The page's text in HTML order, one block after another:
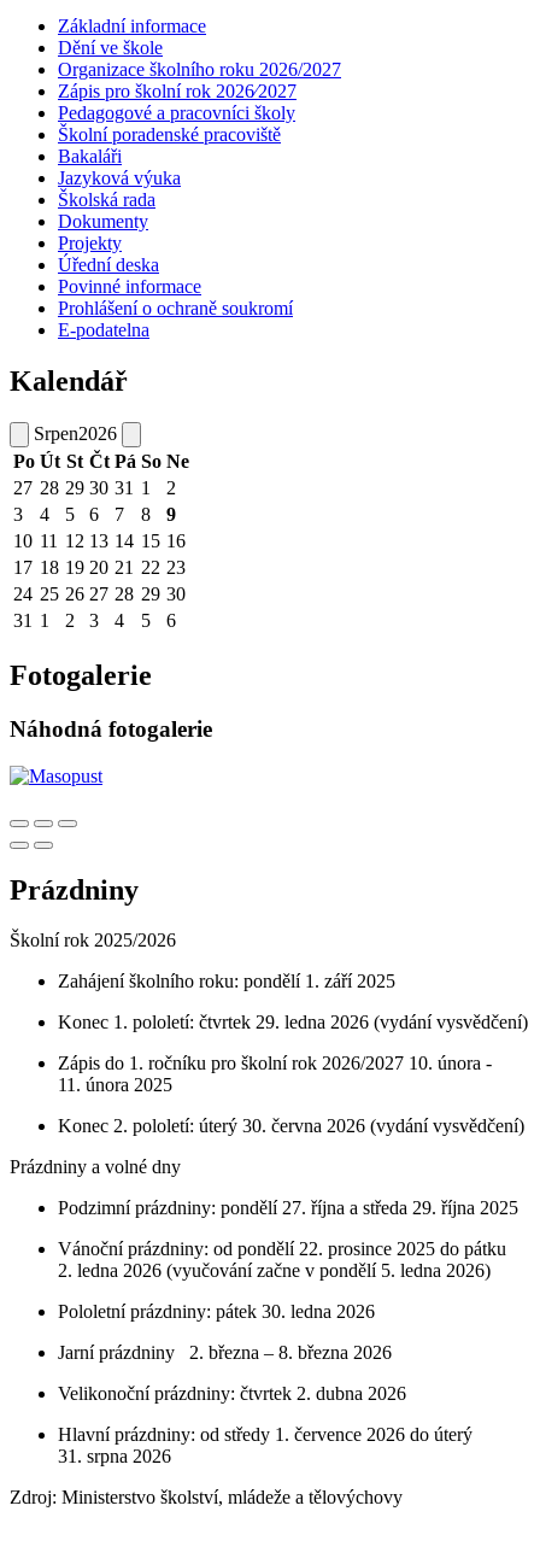
Základní informace
Dění ve škole
Organizace školního roku 2026/2027
Zápis pro školní rok 2026⁄2027
Pedagogové a pracovníci školy
Školní poradenské pracoviště
Bakaláři
Jazyková výuka
Školská rada
Dokumenty
Projekty
Úřední deska
Povinné informace
Prohlášení o ochraně soukromí
E-podatelna
Kalendář
Srpen2026
Po Út St Čt Pá So Ne
27 28 29 30 31 1
2
3
4 5 6 7 8
9
10 11 12 13 14 15 16
17 18 19 20 21 22 23
24 25 26 27 28 29 30
31 1 2 3 4 5 6
Fotogalerie
Náhodná fotogalerie
Prázdniny
Školní rok 2025/2026
Zahájení školního roku: pondělí 1. září 2025
Konec 1. pololetí: čtvrtek 29. ledna 2026 (vydání vysvědčení)
Zápis do 1. ročníku pro školní rok 2026/2027 10. února -
11. února 2025
Konec 2. pololetí: úterý 30. června 2026 (vydání vysvědčení)
Prázdniny a volné dny
Podzimní prázdniny: pondělí 27. října a středa 29. října 2025
Vánoční prázdniny: od pondělí 22. prosince 2025 do pátku
2. ledna 2026 (vyučování začne v pondělí 5. ledna 2026)
Pololetní prázdniny: pátek 30. ledna 2026
Jarní prázdniny 2. března – 8. března 2026
Velikonoční prázdniny: čtvrtek 2. dubna 2026
Hlavní prázdniny: od středy 1. července 2026 do úterý
31. srpna 2026
Zdroj: Ministerstvo školství, mládeže a tělovýchovy